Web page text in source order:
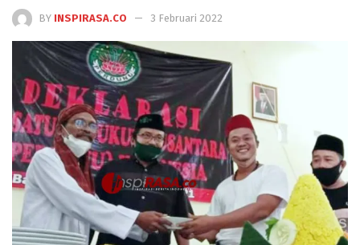
BY INSPIRASA.CO 3 Februari 2022